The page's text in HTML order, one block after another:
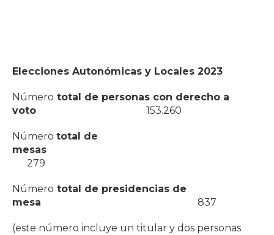
Elecciones Autonómicas y Locales 2023
Número total de personas con derecho a
voto 153.260
Número total de
mesas
279
Número total de presidencias de
mesa 837
(este número incluye un titular y dos personas